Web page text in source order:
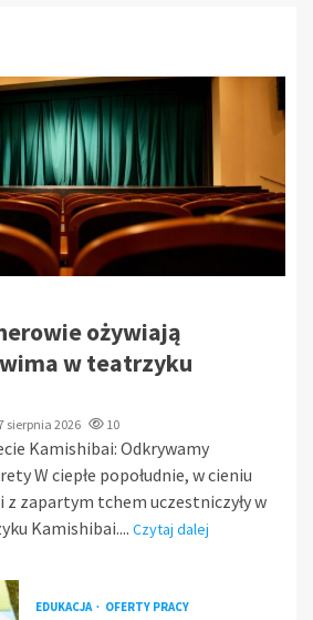
ożywiają
w teatrzyku
sierpnia 2026 10
Kamishibai: Odkrywamy
W ciepłe popołudnie, w cieniu
z zapartym tchem uczestniczyły w
Kamishibai.... Czytaj dalej
EDUKACJA OFERTY PRACY